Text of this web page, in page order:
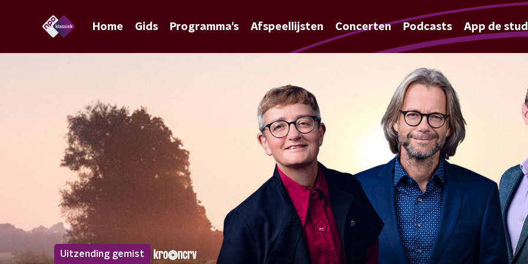
Home Gids Programma's Afspeellijsten Concerten Podcasts App de
Uitzending gemist